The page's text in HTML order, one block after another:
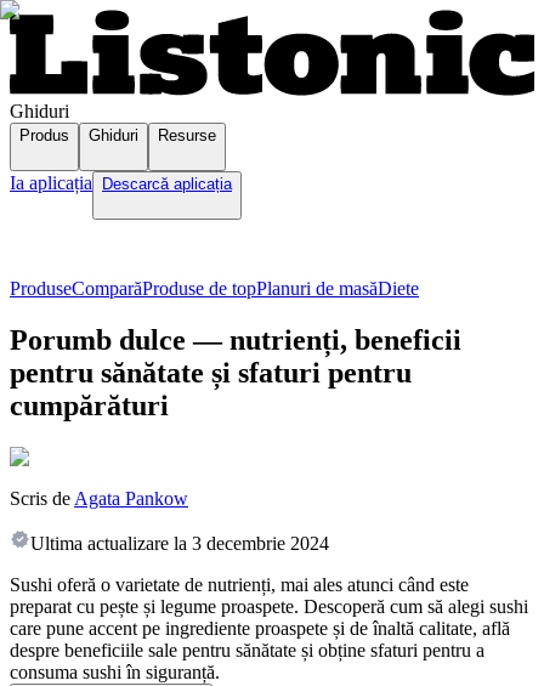
Ghiduri
Produs Ghiduri Resurse
Ia aplicația Descarcă aplicația
ProduseComparăProduse de topPlanuri de masăDiete
Porumb dulce — nutrienți, beneficii
pentru sănătate și sfaturi pentru
cumpărături
Scris de Agata Pankow
Ultima actualizare la 3 decembrie 2024
Sushi oferă o varietate de nutrienți, mai ales atunci când este
preparat cu pește și legume proaspete. Descoperă cum să alegi sushi
care pune accent pe ingrediente proaspete și de înaltă calitate, află
despre beneficiile sale pentru sănătate și obține sfaturi pentru a
consuma sushi în siguranță.